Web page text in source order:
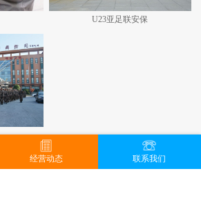
U23亚足联安保
查看更多+
经营动态 联系我们